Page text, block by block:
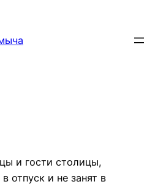
и гости столицы,
отпуск и не занят в